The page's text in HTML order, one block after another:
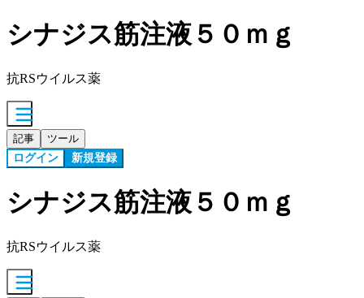
シナジス筋注液５０ｍｇ
抗RSウイルス薬
記事 ツール
ログイン 新規登録
シナジス筋注液５０ｍｇ
抗RSウイルス薬